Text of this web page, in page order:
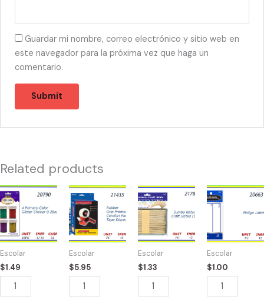
Guardar mi nombre, correo electrónico y sitio web en
este navegador para la próxima vez que haga un
comentario.
Related products
Escolar
$1.49
20790
-
4
PRIMARY
COLOR
GLITTER
.28oz
quantity
Escolar
$5.95
21435
-
MAQUINA
PARA
TAPE
quantity
Escolar
$1.33
21785
-
JUMBO
NATURAL
CRAFT
quantity
Escolar
$1.00
20663
-
LABEL
quantity